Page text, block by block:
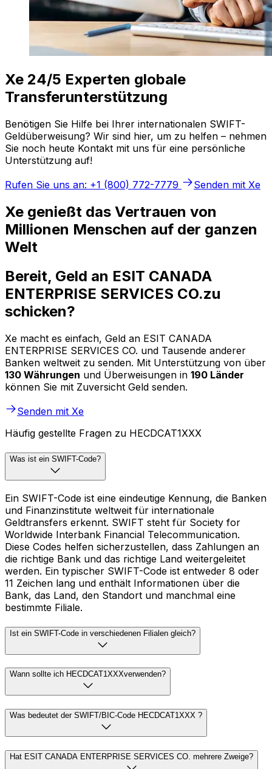
Xe 24/5 Experten globale
Transferunterstützung
Benötigen Sie Hilfe bei Ihrer internationalen SWIFT-
Geldüberweisung? Wir sind hier, um zu helfen – nehmen
Sie noch heute Kontakt mit uns für eine persönliche
Unterstützung auf!
Rufen Sie uns an: +1 (800) 772-7779
Senden mit Xe
Xe genießt das Vertrauen von
Millionen Menschen auf der ganzen
Welt
Bereit, Geld an ESIT CANADA
ENTERPRISE SERVICES CO.zu
schicken?
Xe macht es einfach, Geld an ESIT CANADA
ENTERPRISE SERVICES CO. und Tausende anderer
Banken weltweit zu senden. Mit Unterstützung von über
130 Währungen und Überweisungen in 190 Länder
können Sie mit Zuversicht Geld senden.
Senden mit Xe
Häufig gestellte Fragen zu HECDCAT1XXX
Was ist ein SWIFT-Code?
Ein SWIFT-Code ist eine eindeutige Kennung, die Banken
und Finanzinstitute weltweit für internationale
Geldtransfers erkennt. SWIFT steht für Society for
Worldwide Interbank Financial Telecommunication.
Diese Codes helfen sicherzustellen, dass Zahlungen an
die richtige Bank und das richtige Land weitergeleitet
werden. Ein typischer SWIFT-Code ist entweder 8 oder
11 Zeichen lang und enthält Informationen über die
Bank, das Land, den Standort und manchmal eine
bestimmte Filiale.
Ist ein SWIFT-Code in verschiedenen Filialen gleich?
Wann sollte ich HECDCAT1XXXverwenden?
Was bedeutet der SWIFT/BIC-Code HECDCAT1XXX ?
Hat ESIT CANADA ENTERPRISE SERVICES CO. mehrere Zweige?